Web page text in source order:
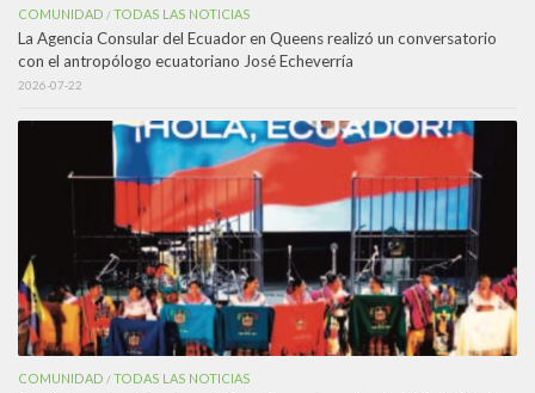
COMUNIDAD /TODAS LAS NOTICIAS
La Agencia Consular del Ecuador en Queens realizó un conversatorio
con el antropólogo ecuatoriano José Echeverría
2026-07-22
COMUNIDAD /TODAS LAS NOTICIAS